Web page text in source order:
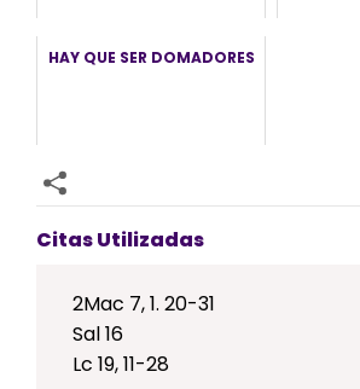
HAY QUE SER DOMADORES
Citas Utilizadas
2Mac 7, 1. 20-31
Sal 16
Lc 19, 11-28